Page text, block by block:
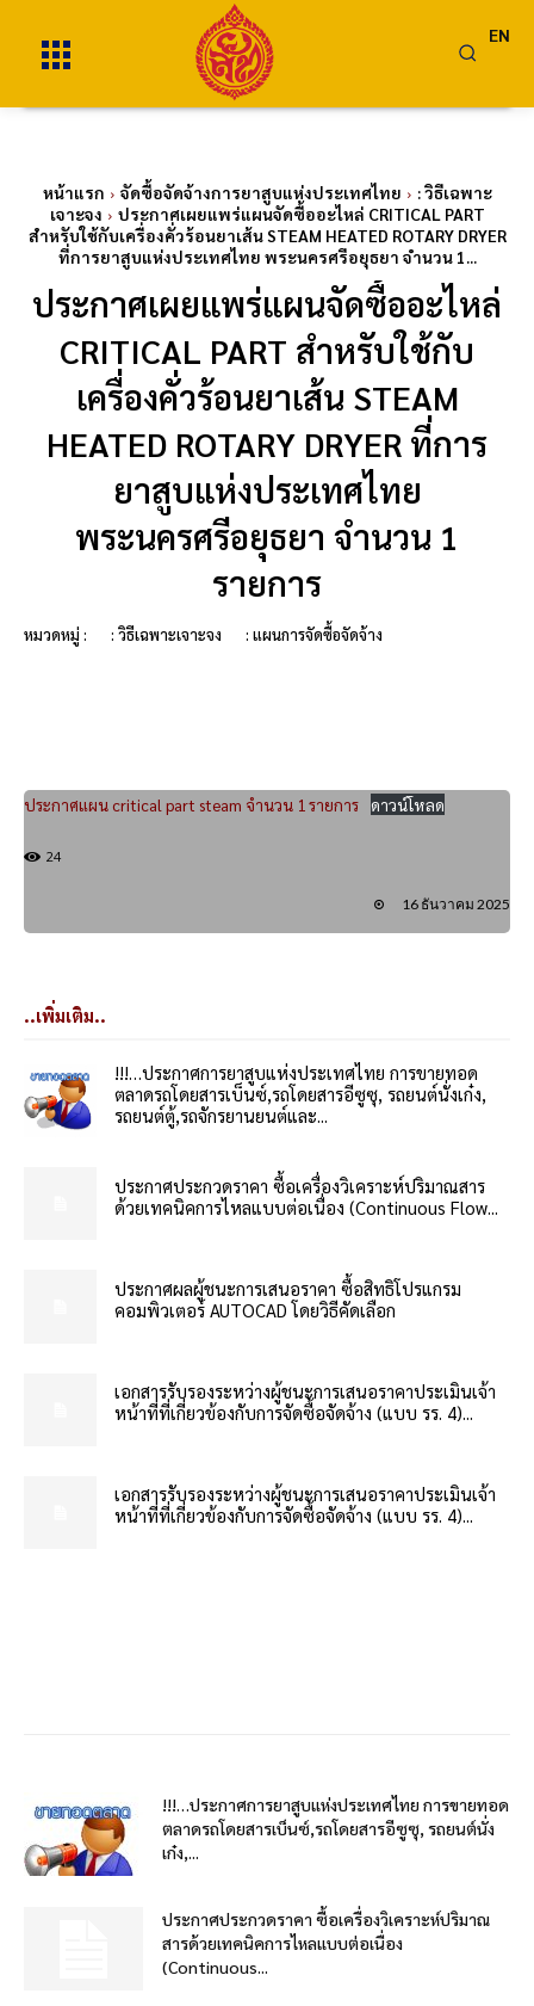
EN
หน้าแรก จัดซื้อจัดจ้างการยาสูบแห่งประเทศไทย
: วิธีเฉพาะ
เจาะจง
ประกาศเผยแพร่แผนจัดซื้ออะไหล่ CRITICAL PART
สำหรับใช้กับเครื่องคั่วร้อนยาเส้น STEAM HEATED ROTARY DRYER
ที่การยาสูบแห่งประเทศไทย พระนครศรีอยุธยา จำนวน 1...
ประกาศเผยแพร่แผนจัดซื้ออะไหล่
CRITICAL PART สำหรับใช้กับ
เครื่องคั่วร้อนยาเส้น STEAM
HEATED ROTARY DRYER ที่การ
ยาสูบแห่งประเทศไทย
พระนครศรีอยุธยา จำนวน 1
รายการ
หมวดหมู่ : : วิธีเฉพาะเจาะจง : แผนการจัดซื้อจัดจ้าง
ประกาศแผน critical part steam จำนวน 1 รายการ ดาวน์โหลด
24
16 ธันวาคม 2025
..เพิ่มเติม..
!!!…ประกาศการยาสูบแห่งประเทศไทย การขายทอด
ตลาดรถโดยสารเบ็นซ์,รถโดยสารอีซูซุ, รถยนต์นั่งเก๋ง,
รถยนต์ตู้,รถจักรยานยนต์และ...
ประกาศประกวดราคา ซื้อเครื่องวิเคราะห์ปริมาณสาร
ด้วยเทคนิคการไหลแบบต่อเนื่อง (Continuous Flow...
ประกาศผลผู้ชนะการเสนอราคา ซื้อสิทธิโปรแกรม
คอมพิวเตอร์ AUTOCAD โดยวิธีคัดเลือก
เอกสารรับรองระหว่างผู้ชนะการเสนอราคาประเมินเจ้า
หน้าที่ที่เกี่ยวข้องกับการจัดซื้อจัดจ้าง (แบบ รร. 4)...
เอกสารรับรองระหว่างผู้ชนะการเสนอราคาประเมินเจ้า
หน้าที่ที่เกี่ยวข้องกับการจัดซื้อจัดจ้าง (แบบ รร. 4)...
!!!…ประกาศการยาสูบแห่งประเทศไทย การขายทอด
ตลาดรถโดยสารเบ็นซ์,รถโดยสารอีซูซุ, รถยนต์นั่ง
เก๋ง,...
ประกาศประกวดราคา ซื้อเครื่องวิเคราะห์ปริมาณ
สารด้วยเทคนิคการไหลแบบต่อเนื่อง
(Continuous...